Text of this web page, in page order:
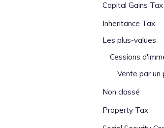
Capital Gains Tax
Inheritance Tax
Les plus-values
Cessions
Vente par un
Non classé
Property Tax